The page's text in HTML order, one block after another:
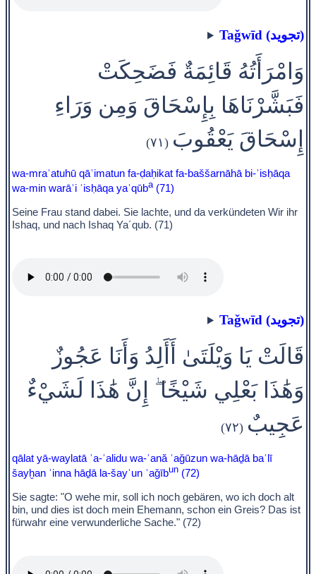
Taǧwīd (تجويد)
وَامْرَأَتُهُ قَائِمَةٌ فَضَحِكَتْ
فَبَشَّرْنَاهَا بِإِسْحَاقَ وَمِن وَرَاءِ
إِسْحَاقَ يَعْقُوبَ (٧١)
wa-mraʾatuhū qāʾimatun fa-ḍaḥikat fa-baššarnāhā bi-ʾisḥāqa
wa-min warāʾi ʾisḥāqa yaʿqūba(71)
Seine Frau stand dabei. Sie lachte, und da verkündeten Wir ihr
Ishaq, und nach Ishaq Ya´qub. (71)
Taǧwīd (تجويد)
قَالَتْ يَا وَيْلَتَىٰ أَأَلِدُ وَأَنَا عَجُوزٌ
وَهَٰذَا بَعْلِي شَيْخًا ۖ إِنَّ هَٰذَا لَشَيْءٌ
عَجِيبٌ (٧٢)
qālat yā-waylatā ʾa-ʾalidu wa-ʾană ʿaǧūzun wa-hāḏā baʿlī
šayḫan ʾinna hāḏā la-šayʾun ʿaǧībun (72)
Sie sagte: "O wehe mir, soll ich noch gebären, wo ich doch alt
bin, und dies ist doch mein Ehemann, schon ein Greis? Das ist
fürwahr eine verwunderliche Sache." (72)